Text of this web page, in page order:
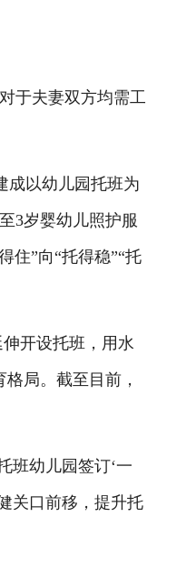
于夫妻双方均需工
以幼儿园托班为
3岁婴幼儿照护服
住”向“托得稳”“托
开设托班，用水
局。截至目前，
班幼儿园签订‘一
关口前移，提升托